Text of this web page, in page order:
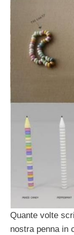
Quante volte
nostra penna in